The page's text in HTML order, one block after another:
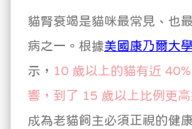
貓腎衰竭是貓咪最常見、也
病之一。根據美國康乃爾大
示， 10 歲以上的貓有近
響，到了 15 歲以上比例更
成為老貓飼主必須正視的健